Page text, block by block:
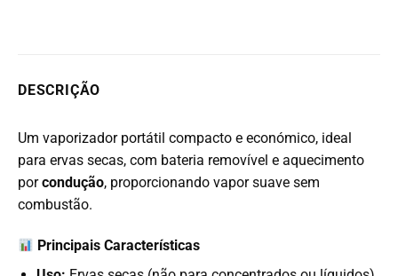
DESCRIÇÃO
Um vaporizador portátil compacto e económico, ideal
para ervas secas, com bateria removível e aquecimento
porcondução, proporcionando vapor suave sem
combustão.
Principais Características